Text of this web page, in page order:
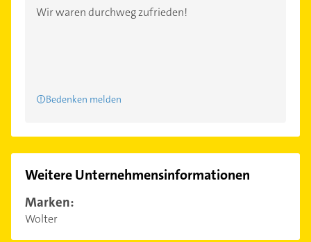
Wir waren durchweg zufrieden!
Bedenken melden
Weitere Unternehmensinformationen
Marken:
Wolter